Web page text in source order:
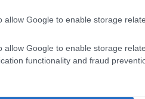
allow Google to enable storage
allow Google to enable storage
functionality and fraud
della gara:
la prima stoccata,
al risultato
nelle fasi decisive